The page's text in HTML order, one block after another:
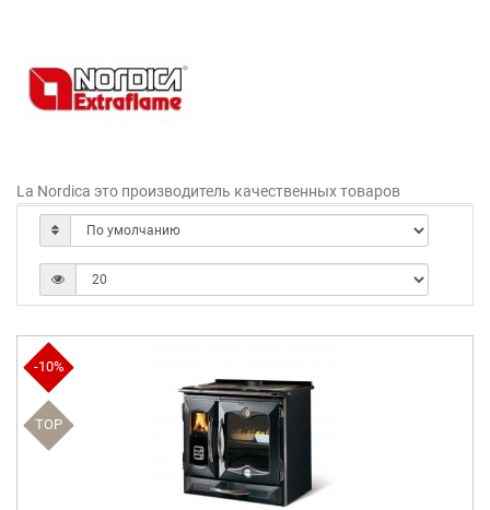
La Nordica это производитель качественных товаров
-10%
TOP